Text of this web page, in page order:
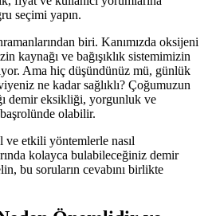
seçimi yapın.
biri. Kanımızda oksijeni
kaynağı ve bağışıklık sistemimizin
Ama hiç düşündünüz mü, günlük
ne kadar sağlıklı? Çoğumuzun
demir eksikliği, yorgunluk ve
olabilir.
etkili yöntemlerle nasıl
kolayca bulabileceğiniz demir
bu soruların cevabını birlikte